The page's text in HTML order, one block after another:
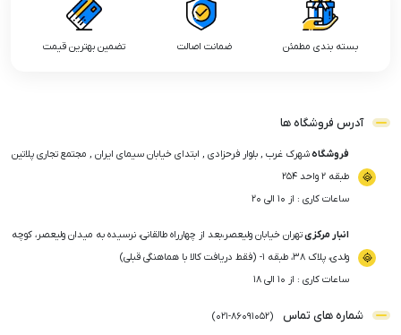
بسته بندی مطمئن ضمانت اصالت تضمین بهترین قیمت
آدرس فروشگاه ها
فروشگاهشهرک غرب , بلوار فرحزادی , ابتدای خیابان سیمای ایران , مجتمع تجاری پلاتین
طبقه ۲ واحد ۲۵۴
ساعات کاری : از ۱۰ الی ۲۰
انبار مرکزیتهران خیابان ولیعصر،بعد از چهارراه طالقانی، نرسیده به میدان ولیعصر، کوچه
ولدی، پلاک ۳۸، طبقه ۱- (فقط دریافت کالا با هماهنگی قبلی)
ساعات کاری : از ۱۰ الی ۱۸
شماره های تماس (
021-86091052
)